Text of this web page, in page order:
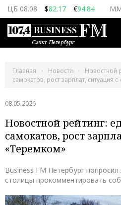
ЦБ 08.08 $82.17 €94.84
Главная Новости
Новостной
самокатов, рост зарплат, ситуация
08.05.2026
Новостной рейтинг:
самокатов, рост
«Теремком»
Business FM Петербург
столицы прокомментировать